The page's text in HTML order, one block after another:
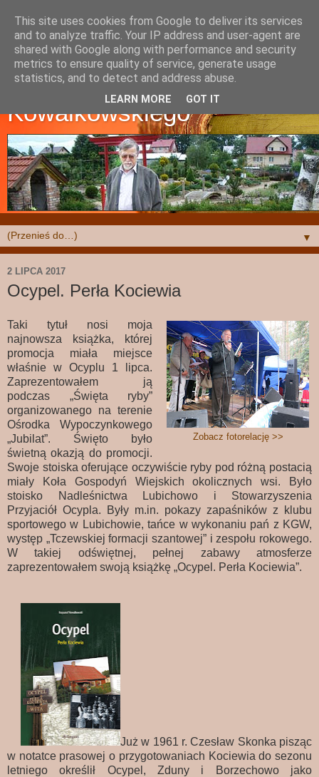
Strona Krzysztofa
Kowalkowskiego
▼
2 LIPCA 2017
Ocypel. Perła Kociewia
Zobacz fotorelację >>
Taki tytuł nosi moja
najnowsza książka, której
promocja miała miejsce
właśnie w Ocyplu 1 lipca.
Zaprezentowałem ją
podczas „Święta ryby”
organizowanego na terenie
Ośrodka Wypoczynkowego
„Jubilat”. Święto było
świetną okazją do promocji.
Swoje stoiska oferujące oczywiście ryby pod różną postacią
miały Koła Gospodyń Wiejskich okolicznych wsi. Było
stoisko Nadleśnictwa Lubichowo i Stowarzyszenia
Przyjaciół Ocypla. Były m.in. pokazy zapaśników z klubu
sportowego w Lubichowie, tańce w wykonaniu pań z KGW,
występ „Tczewskiej formacji szantowej” i zespołu rokowego.
W takiej odświętnej, pełnej zabawy atmosferze
zaprezentowałem swoją książkę „Ocypel. Perła Kociewia”.
Już w 1961 r. Czesław Skonka pisząc
w notatce prasowej o przygotowaniach Kociewia do sezonu
letniego określił Ocypel, Zduny i Borzechowo jako
This site uses cookies from Google to deliver its services
and to analyze traffic. Your IP address and user-agent are
shared with Google along with performance and security
metrics to ensure quality of service, generate usage
statistics, and to detect and address abuse.
LEARN MORE GOT IT